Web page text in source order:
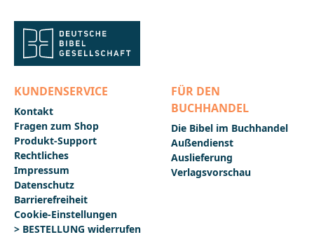
KUNDENSERVICE
Kontakt
Fragen zum Shop
Produkt-Support
Rechtliches
Impressum
Datenschutz
Barrierefreiheit
Cookie-Einstellungen
> BESTELLUNG widerrufen
FÜR DEN
BUCHHANDEL
Die Bibel im Buchhandel
Außendienst
Auslieferung
Verlagsvorschau